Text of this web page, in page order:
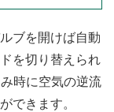
ブを開けば自動
を切り替えられ
時に空気の逆流
できます。